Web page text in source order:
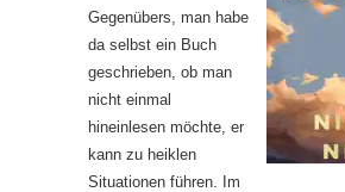
Gegenübers, man habe
da selbst ein Buch
geschrieben, ob man
nicht einmal
hineinlesen möchte, er
kann zu heiklen
Situationen führen. Im